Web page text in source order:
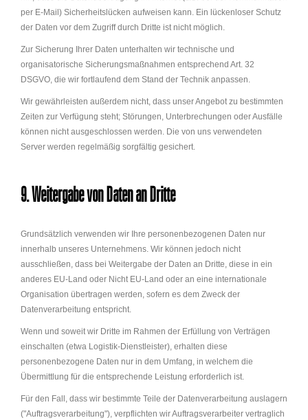
per E-Mail) Sicherheitslücken aufweisen kann. Ein lückenloser Schutz
der Daten vor dem Zugriff durch Dritte ist nicht möglich.
Zur Sicherung Ihrer Daten unterhalten wir technische und
organisatorische Sicherungsmaßnahmen entsprechend Art. 32
DSGVO, die wir fortlaufend dem Stand der Technik anpassen.
Wir gewährleisten außerdem nicht, dass unser Angebot zu bestimmten
Zeiten zur Verfügung steht; Störungen, Unterbrechungen oder Ausfälle
können nicht ausgeschlossen werden. Die von uns verwendeten
Server werden regelmäßig sorgfältig gesichert.
9. Weitergabe von Daten an Dritte
Grundsätzlich verwenden wir Ihre personenbezogenen Daten nur
innerhalb unseres Unternehmens. Wir können jedoch nicht
ausschließen, dass bei Weitergabe der Daten an Dritte, diese in ein
anderes EU-Land oder Nicht EU-Land oder an eine internationale
Organisation übertragen werden, sofern es dem Zweck der
Datenverarbeitung entspricht.
Wenn und soweit wir Dritte im Rahmen der Erfüllung von Verträgen
einschalten (etwa Logistik-Dienstleister), erhalten diese
personenbezogene Daten nur in dem Umfang, in welchem die
Übermittlung für die entsprechende Leistung erforderlich ist.
Für den Fall, dass wir bestimmte Teile der Datenverarbeitung auslagern
("Auftragsverarbeitung"), verpflichten wir Auftragsverarbeiter vertraglich